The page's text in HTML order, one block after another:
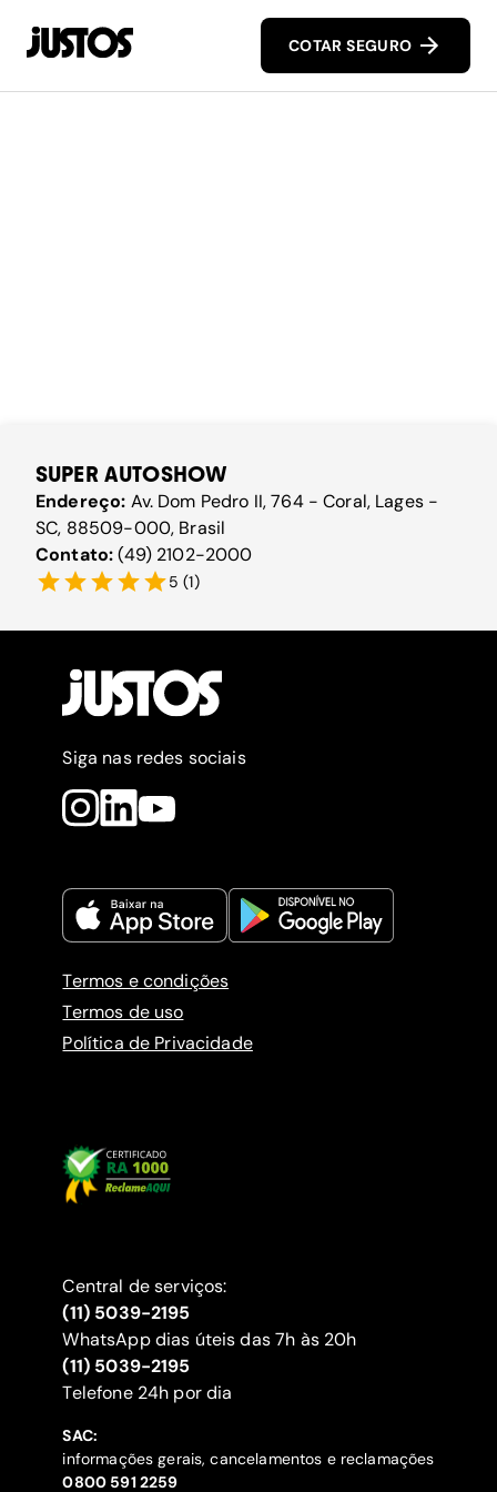
COTAR SEGURO
SUPER AUTOSHOW
Endereço: Av. Dom Pedro II, 764 - Coral, Lages -
SC, 88509-000, Brasil
Contato:(49) 2102-2000
5 (1)
Siga nas redes sociais
Termos e condições
Termos de uso
Política de Privacidade
Central de serviços:
(11) 5039-2195
WhatsApp dias úteis das 7h às 20h
(11) 5039-2195
‍Telefone 24h por dia
SAC:
informações gerais, cancelamentos e reclamações
‍0800 591 2259